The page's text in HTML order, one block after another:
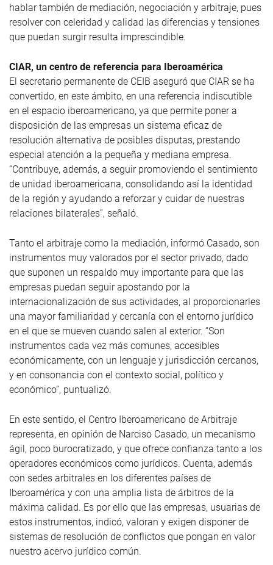
hablar también de mediación, negociación y arbitraje, pues
resolver con celeridad y calidad las diferencias y tensiones
que puedan surgir resulta imprescindible.
CIAR, un centro de referencia para Iberoamérica
El secretario permanente de CEIB aseguró que CIAR se ha
convertido, en este ámbito, en una referencia indiscutible
en el espacio iberoamericano, ya que permite poner a
disposición de las empresas un sistema eficaz de
resolución alternativa de posibles disputas, prestando
especial atención a la pequeña y mediana empresa.
“Contribuye, además, a seguir promoviendo el sentimiento
de unidad iberoamericana, consolidando así la identidad
de la región y ayudando a reforzar y cuidar de nuestras
relaciones bilaterales”, señaló.
Tanto el arbitraje como la mediación, informó Casado, son
instrumentos muy valorados por el sector privado, dado
que suponen un respaldo muy importante para que las
empresas puedan seguir apostando por la
internacionalización de sus actividades, al proporcionarles
una mayor familiaridad y cercanía con el entorno jurídico
en el que se mueven cuando salen al exterior. “Son
instrumentos cada vez más comunes, accesibles
económicamente, con un lenguaje y jurisdicción cercanos,
y en consonancia con el contexto social, político y
económico”, puntualizó.
En este sentido, el Centro Iberoamericano de Arbitraje
representa, en opinión de Narciso Casado, un mecanismo
ágil, poco burocratizado, y que ofrece confianza tanto a los
operadores económicos como jurídicos. Cuenta, además
con sedes arbitrales en los diferentes países de
Iberoamérica y con una amplia lista de árbitros de la
máxima calidad. Es por ello que las empresas, usuarias de
estos instrumentos, indicó, valoran y exigen disponer de
sistemas de resolución de conflictos que pongan en valor
nuestro acervo jurídico común.